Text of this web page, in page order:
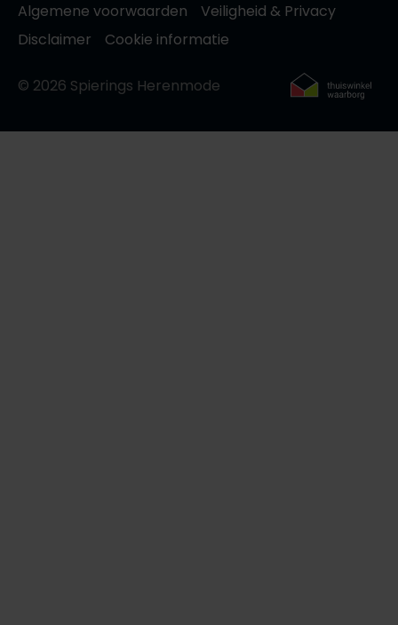
Algemene voorwaarden
Veiligheid & Privacy
Disclaimer
Cookie informatie
© 2026 Spierings Herenmode